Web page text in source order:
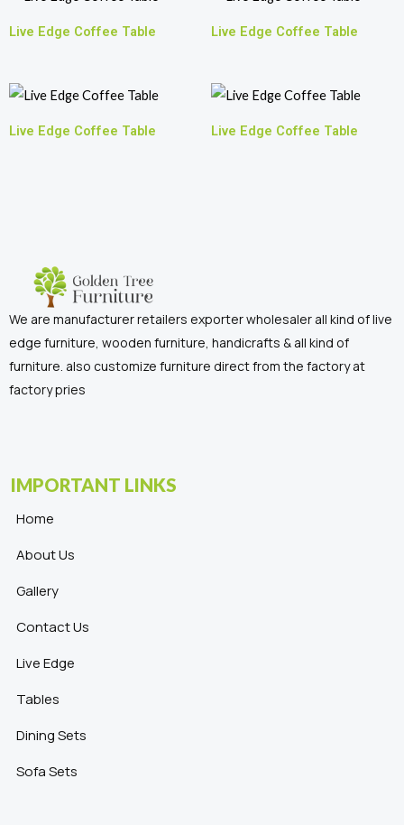
Live Edge Coffee Table Live Edge Coffee Table
Live Edge Coffee Table Live Edge Coffee Table
We are manufacturer retailers exporter wholesaler all kind of live
edge furniture, wooden furniture, handicrafts & all kind of
furniture. also customize furniture direct from the factory at
factory pries
IMPORTANT LINKS
Home
About Us
Gallery
Contact Us
Live Edge
Tables
Dining Sets
Sofa Sets